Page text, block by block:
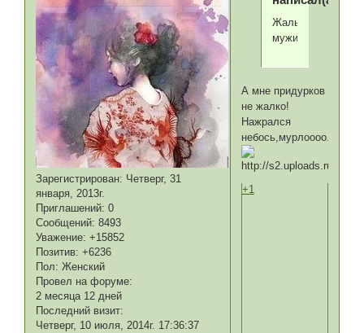
Зарегистрирован: Четверг, 31
января, 2013г.
Приглашений: 0
Сообщений: 8493
Уважение: +15852
Позитив: +6236
Пол: Женский
Провел на форуме:
2 месяца 12 дней
Последний визит:
Четверг, 10 июля, 2014г. 17:36:37
Жаль
мужикаааа.....
А мне придурков
не жалко!
Нажрался
небось,мурлоооо....
+1